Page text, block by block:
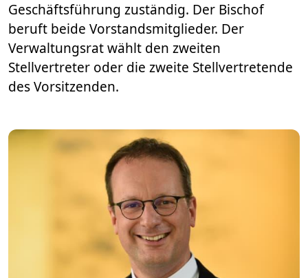
Geschäftsführung zuständig. Der Bischof
beruft beide Vorstandsmitglieder. Der
Verwaltungsrat wählt den zweiten
Stellvertreter oder die zweite Stellvertretende
des Vorsitzenden.